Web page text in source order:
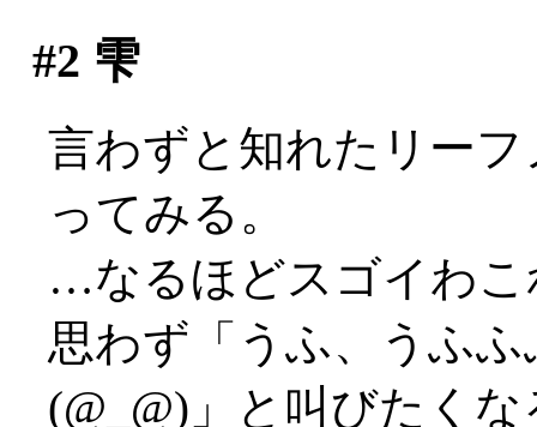
#2 雫
言わずと知れたリー
ってみる。
…なるほどスゴイわ
思わず「うふ、うふ
(@_@)」と叫びたく